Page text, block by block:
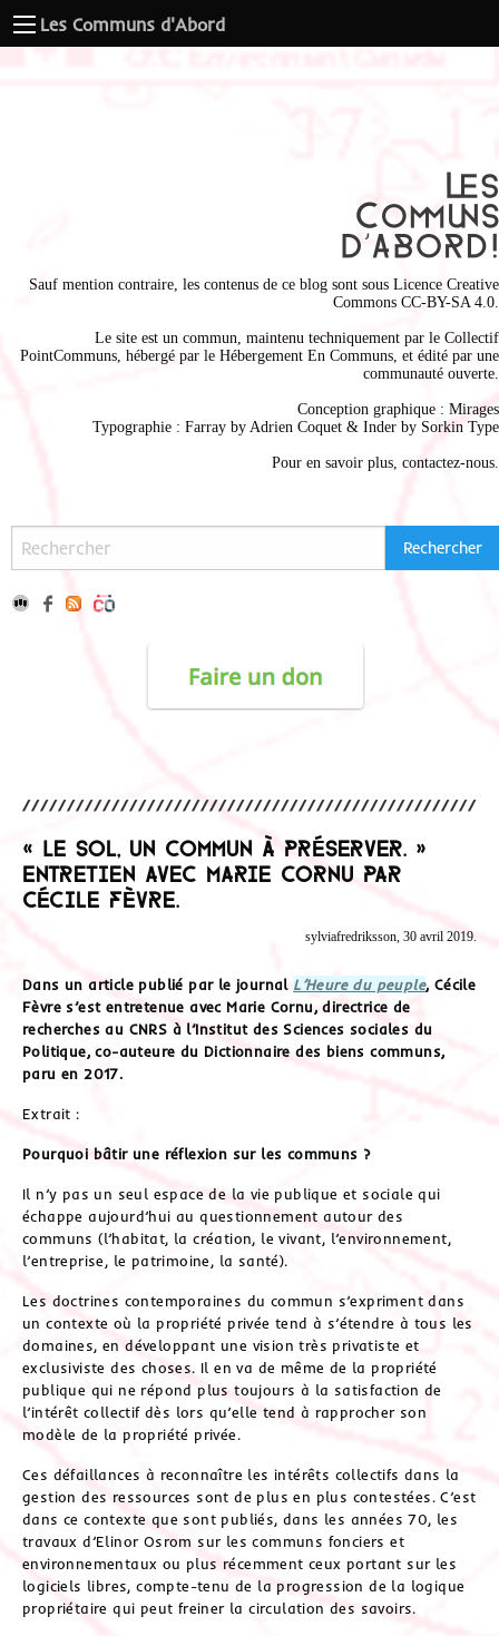
Les Communs d'Abord
Sauf mention contraire, les contenus de ce blog sont sous Licence Creative
Commons CC-BY-SA 4.0
Le site est un commun, maintenu techniquement par le Collectif
PointCommuns , hébergé par le Hébergement En Communs , et édité par une
communauté ouverte.
Conception graphique : Mirages
Typographie : Farray by Adrien Coquet & Inder by Sorkin Type
Pour en savoir plus, contactez-nous
« Le sol, un commun à préserver. »
Entretien avec Marie Cornu par
Cécile Fèvre.
sylviafredriksson, 30 avril 2019.
Dans un article publié par le journal L’Heure du peuple, Cécile
Fèvre s’est entretenue avec Marie Cornu, directrice de
recherches au CNRS à l’Institut des Sciences sociales du
Politique, co-auteure du Dictionnaire des biens communs,
paru en 2017.
Extrait :
Pourquoi bâtir une réflexion sur les communs ?
Il n’y pas un seul espace de la vie publique et sociale qui
échappe aujourd’hui au questionnement autour des
communs (l’habitat, la création, le vivant, l’environnement,
l’entreprise, le patrimoine, la santé).
Les doctrines contemporaines du commun s’expriment dans
un contexte où la propriété privée tend à s’étendre à tous les
domaines, en développant une vision très privatiste et
exclusiviste des choses. Il en va de même de la propriété
publique qui ne répond plus toujours à la satisfaction de
l’intérêt collectif dès lors qu’elle tend à rapprocher son
modèle de la propriété privée.
Ces défaillances à reconnaître les intérêts collectifs dans la
gestion des ressources sont de plus en plus contestées. C’est
dans ce contexte que sont publiés, dans les années 70, les
travaux d’Elinor Osrom sur les communs fonciers et
environnementaux ou plus récemment ceux portant sur les
logiciels libres, compte-tenu de la progression de la logique
propriétaire qui peut freiner la circulation des savoirs.